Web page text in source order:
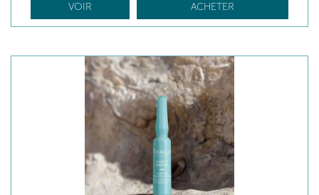
VOIR ACHETER